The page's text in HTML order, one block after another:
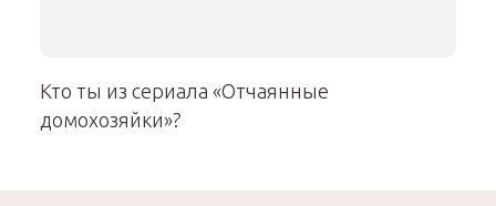
Кто ты из сериала «Отчаянные
домохозяйки»?